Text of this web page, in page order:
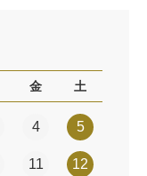
金 土
4 5
11 12